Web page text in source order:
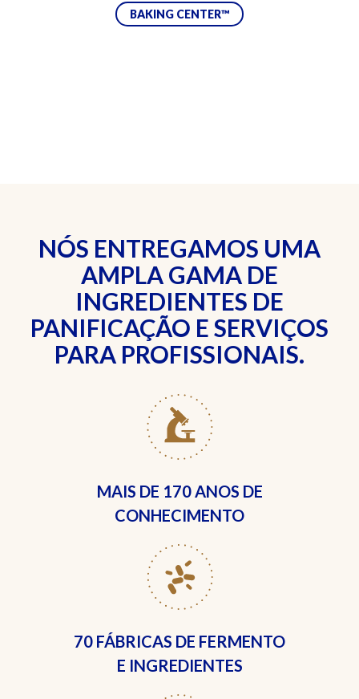
BAKING CENTER™
NÓS ENTREGAMOS UMA
AMPLA GAMA DE
INGREDIENTES DE
PANIFICAÇÃO E SERVIÇOS
PARA PROFISSIONAIS.
MAIS DE 170 ANOS DE
CONHECIMENTO
70 FÁBRICAS DE FERMENTO
E INGREDIENTES